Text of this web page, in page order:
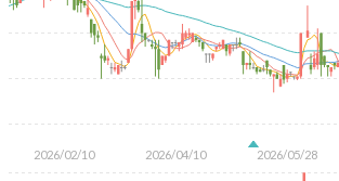
2026/02/10 2026/04/10 2026/05/28